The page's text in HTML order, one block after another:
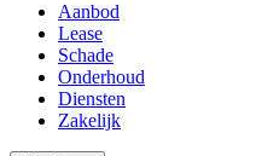
Aanbod
Lease
Schade
Onderhoud
Diensten
Zakelijk